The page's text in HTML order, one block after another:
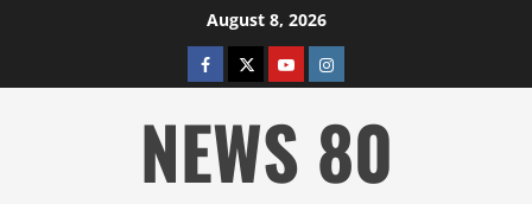
August 8, 2026
facebooktwitterYOUTUBE
instagram
NEWS 80